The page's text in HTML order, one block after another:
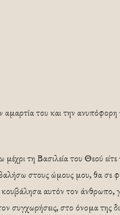
αμαρτία του και την
τη Βασιλεία του Θεού είτε
στους ώμους μου, θα σε
αυτόν τον άνθρωπο,
συγχωρήσεις, στο όνομα της